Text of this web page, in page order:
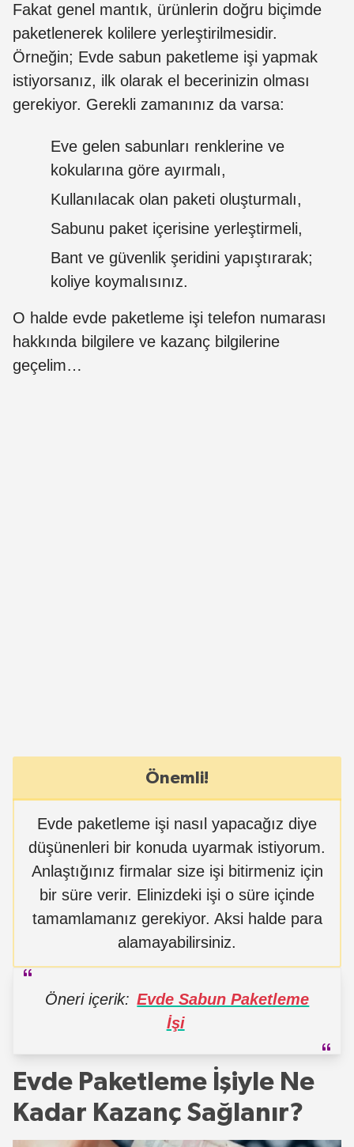
Fakat genel mantık, ürünlerin doğru biçimde
paketlenerek kolilere yerleştirilmesidir.
Örneğin; Evde sabun paketleme işi yapmak
istiyorsanız, ilk olarak el becerinizin olması
gerekiyor. Gerekli zamanınız da varsa:
Eve gelen sabunları renklerine ve
kokularına göre ayırmalı,
Kullanılacak olan paketi oluşturmalı,
Sabunu paket içerisine yerleştirmeli,
Bant ve güvenlik şeridini yapıştırarak;
koliye koymalısınız.
O halde evde paketleme işi telefon numarası
hakkında bilgilere ve kazanç bilgilerine
geçelim…
Önemli!
Evde paketleme işi nasıl yapacağız diye
düşünenleri bir konuda uyarmak istiyorum.
Anlaştığınız firmalar size işi bitirmeniz için
bir süre verir. Elinizdeki işi o süre içinde
tamamlamanız gerekiyor. Aksi halde para
alamayabilirsiniz.
Öneri içerik: Evde Sabun Paketleme
İşi
Evde Paketleme İşiyle Ne
Kadar Kazanç Sağlanır?